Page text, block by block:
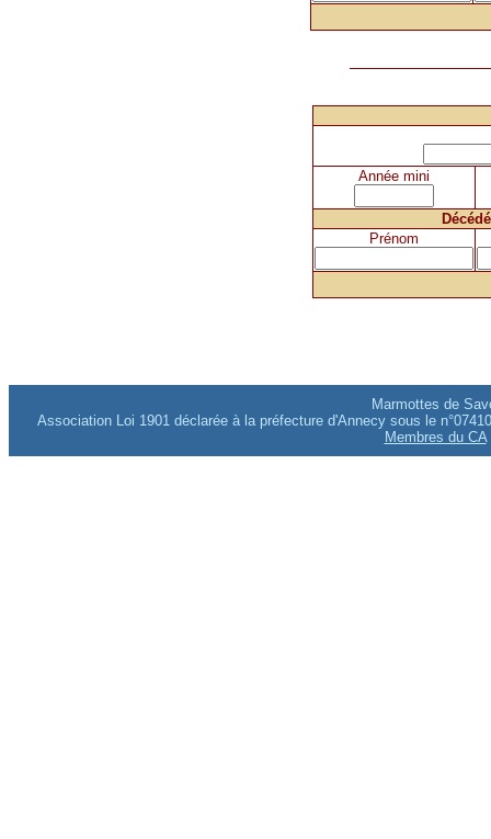
Année mini
Prénom
Marmottes de
Association Loi 1901 déclarée à la préfecture d'Annecy sous le
Membres du CA